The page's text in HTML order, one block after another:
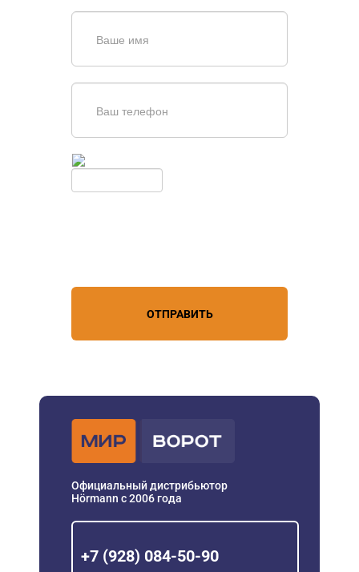
ОТПРАВИТЬ
Официальный дистрибьютор
Hörmann с 2006 года
+7 (928) 084-50-90